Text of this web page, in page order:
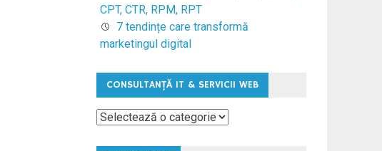
CPT, CTR, RPM, RPT
7 tendințe care transformă
marketingul digital
CONSULTANŢĂ IT & SERVICII WEB
Consultanţă